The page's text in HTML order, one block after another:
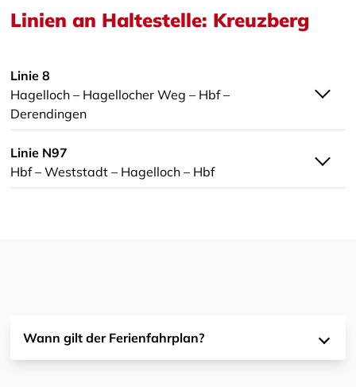
Linien an Haltestelle: Kreuzberg
Linie 8
Hagelloch – Hagellocher Weg – Hbf –
Derendingen
Linie N97
Hbf – Weststadt – Hagelloch – Hbf
Wann gilt der Ferienfahrplan?